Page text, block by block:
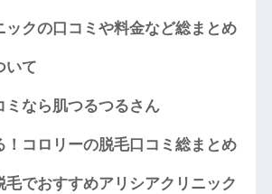
ックの口コミや料金など総まとめ
いて
ミなら肌つるつるさん
！コロリーの脱毛口コミ総まとめ
毛でおすすめアリシアクリニック